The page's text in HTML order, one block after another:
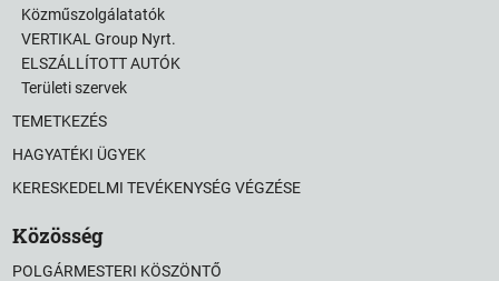
Közműszolgálatatók
VERTIKAL Group Nyrt.
ELSZÁLLÍTOTT AUTÓK
Területi szervek
TEMETKEZÉS
HAGYATÉKI ÜGYEK
KERESKEDELMI TEVÉKENYSÉG VÉGZÉSE
Közösség
POLGÁRMESTERI KÖSZÖNTŐ